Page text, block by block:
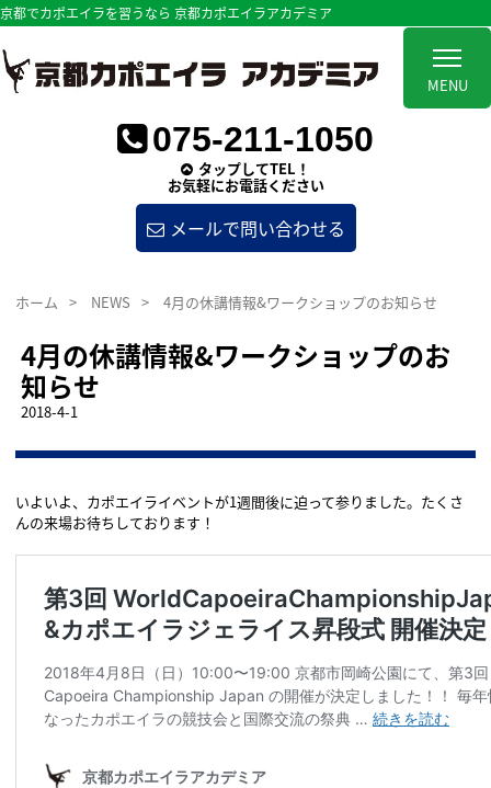
MENU
京都でカポエイラを習うなら 京都カポエイラアカデミア
075-211-1050
タップしてTEL！
お気軽にお電話ください
メールで問い合わせる
ホーム > NEWS > 4月の休講情報&ワークショップのお知らせ
4月の休講情報&ワークショップのお
知らせ
2018-4-1
いよいよ、カポエイライベントが1週間後に迫って参りました。たくさ
んの来場お待ちしております！